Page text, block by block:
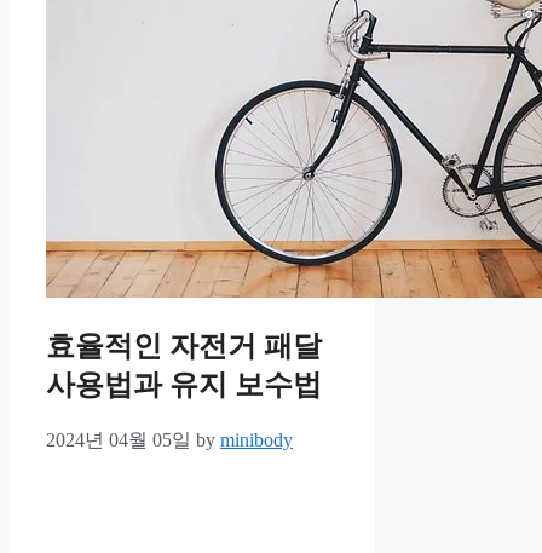
효율적인 자전거 패달
사용법과 유지 보수법
2024년 04월 05일 by minibody